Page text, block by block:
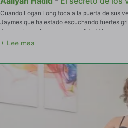
Cuando Logan Long toca a la puerta de sus
Jaymes que ha estado escuchando fuertes
Jessica le explican que en realidad filman
mano lo que pueden hacer. ¡Después de esa
ya no está enojado con ellas por todo el ruido!